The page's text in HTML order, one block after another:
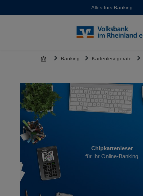
Alles fürs Banking
Banking Kartenlesegeräte
Chipkartenleser
für Ihr Online-Banking